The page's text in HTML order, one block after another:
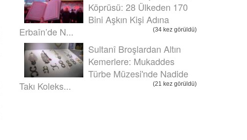
Köprüsü: 28 Ülkeden 170
Bini Aşkın Kişi Adına
Erbaîn’de N...
(34 kez görüldü)
Sultanî Broşlardan Altın
Kemerlere: Mukaddes
Türbe Müzesi'nde Nadide
Takı Koleks...
(21 kez görüldü)